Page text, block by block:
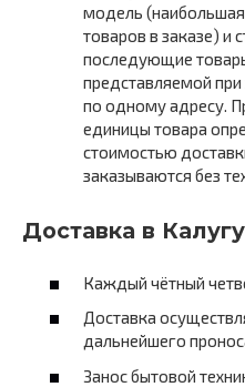
модель (наибольшая
товаров в заказе) и
последующие
представляемой при
по одному адресу.
единицы товара
стоимостью
заказываются без
Доставка в
Каждый чётный
Доставка
дальнейшего
Занос бытовой